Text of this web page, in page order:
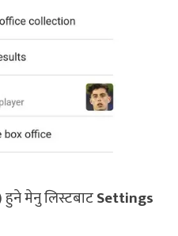
मेनु लिस्टबाटSettings